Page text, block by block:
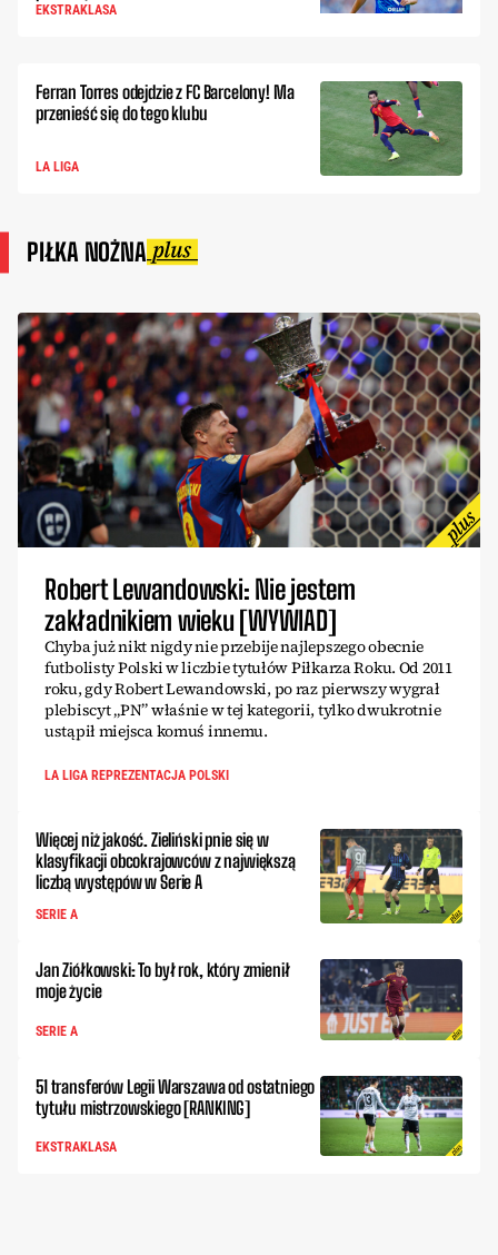
EKSTRAKLASA
Ferran Torres odejdzie z FC Barcelony! Ma
przenieść się do tego klubu
LA LIGA
PIŁKA NOŻNA
Robert Lewandowski: Nie jestem
zakładnikiem wieku [WYWIAD]
Chyba już nikt nigdy nie przebije najlepszego obecnie
futbolisty Polski w liczbie tytułów Piłkarza Roku. Od 2011
roku, gdy Robert Lewandowski, po raz pierwszy wygrał
plebiscyt „PN” właśnie w tej kategorii, tylko dwukrotnie
ustąpił miejsca komuś innemu.
LA LIGA REPREZENTACJA POLSKI
Więcej niż jakość. Zieliński pnie się w
klasyfikacji obcokrajowców z największą
liczbą występów w Serie A
SERIE A
Jan Ziółkowski: To był rok, który zmienił
moje życie
SERIE A
51 transferów Legii Warszawa od ostatniego
tytułu mistrzowskiego [RANKING]
EKSTRAKLASA